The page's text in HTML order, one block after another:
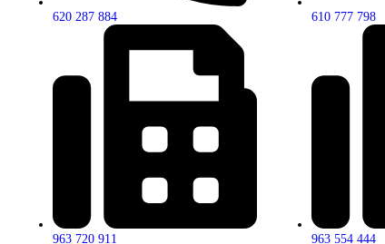
620 287 884
963 720 911
610 777 798
963 554 444